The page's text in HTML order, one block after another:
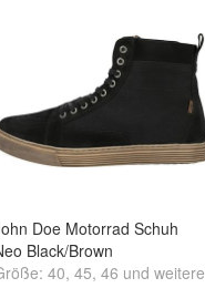
Doe Motorrad Schuh
Black/Brown
40, 45, 46 und weitere